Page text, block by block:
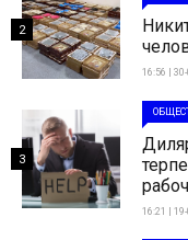
16:56 |
2
16:21 |
3